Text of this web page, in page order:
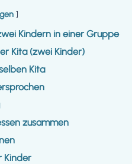
Kindern in einer Gruppe
Kita (zwei Kinder)
Kita
zusammen
Kinder